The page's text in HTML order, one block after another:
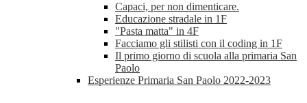
Capaci, per non dimenticare.
Educazione stradale in 1F
"Pasta matta" in 4F
Facciamo gli stilisti con il coding in 1F
Il primo giorno di scuola alla primaria San
Paolo
Esperienze Primaria San Paolo 2022-2023